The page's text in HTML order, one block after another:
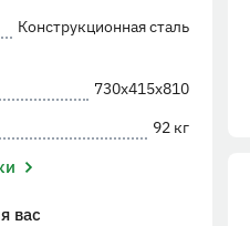
Конструкционная сталь
730х415х810
92 кг
вас